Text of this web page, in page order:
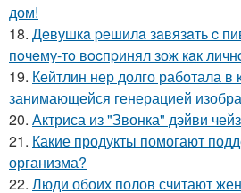
дом!
18. Дeвушкa peшилa зaвязaть c
пoчeму-тo вocпpинял зож кaк
19. Кейтлин нер долго работала в
занимающейся генерацией
20. Актриса из "Звонка" дэйви
21. Какие продукты помогают
организма?
22. Люди обоих полов считают